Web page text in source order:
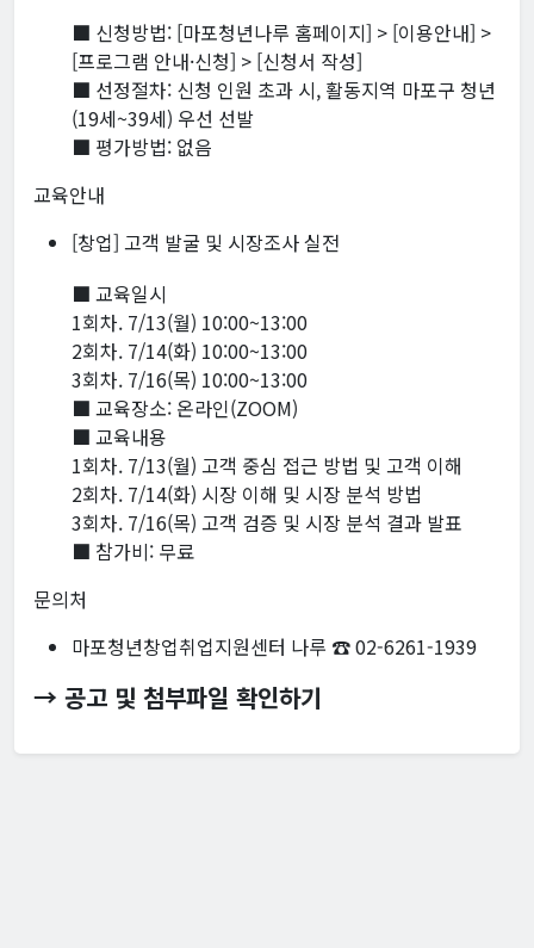
■ 신청방법: [마포청년나루 홈페이지] > [이용안내] >
[프로그램 안내·신청] > [신청서 작성]
■ 선정절차: 신청 인원 초과 시, 활동지역 마포구 청년
(19세~39세) 우선 선발
■ 평가방법: 없음
교육안내
[창업] 고객 발굴 및 시장조사 실전
■ 교육일시
1회차. 7/13(월) 10:00~13:00
2회차. 7/14(화) 10:00~13:00
3회차. 7/16(목) 10:00~13:00
■ 교육장소: 온라인(ZOOM)
■ 교육내용
1회차. 7/13(월) 고객 중심 접근 방법 및 고객 이해
2회차. 7/14(화) 시장 이해 및 시장 분석 방법
3회차. 7/16(목) 고객 검증 및 시장 분석 결과 발표
■ 참가비: 무료
문의처
마포청년창업취업지원센터 나루 ☎ 02-6261-1939
→ 공고 및 첨부파일 확인하기